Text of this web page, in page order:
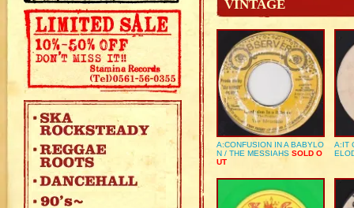
VINTAGE
A:CONFUSION IN A BABYLO
N / THE MESSIAHS SOLD O
UT
A:IT